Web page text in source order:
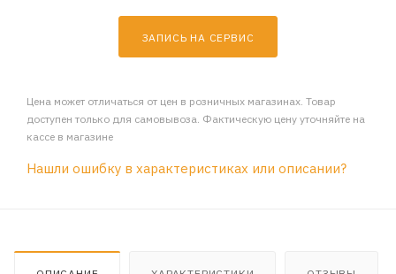
ЗАПИСЬ НА СЕРВИС
Цена может отличаться от цен в розничных магазинах. Товар
доступен только для самовывоза. Фактическую цену уточняйте на
кассе в магазине
Нашли ошибку в характеристиках или описании?